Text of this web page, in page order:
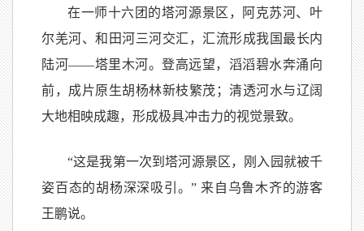
在一师十六团的塔河源景区，阿克苏河、叶
尔羌河、和田河三河交汇，汇流形成我国最长内
陆河——塔里木河。登高远望，滔滔碧水奔涌向
前，成片原生胡杨林新枝繁茂；清透河水与辽阔
大地相映成趣，形成极具冲击力的视觉景致。
“这是我第一次到塔河源景区，刚入园就被千
姿百态的胡杨深深吸引。” 来自乌鲁木齐的游客
王鹏说。